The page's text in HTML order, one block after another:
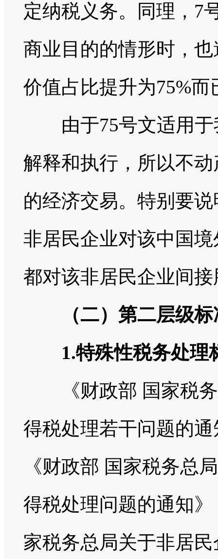
定纳税义务。同理，7
商业目的的情形时，
价值占比提升为75%而
由于75号文适用于
解释和执行，所以不
的经济交易。特别要
非居民企业对该中国
都对该非居民企业间
（二）第二层级
1.特殊性税务处理
《财政部 国家税务
得税处理若干问题的
《财政部 国家税务总
得税处理问题的通知
家税务总局关于非居